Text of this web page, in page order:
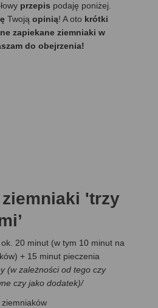
przepis podaję poniżej.
Twoją opinią! A oto krótki
zapiekane ziemniaki w
do obejrzenia!
'trzy
ok. 20 minut (w tym 10 minut na
+ 15 minut pieczenia
(w zależności od tego czy
czy jako dodatek)/